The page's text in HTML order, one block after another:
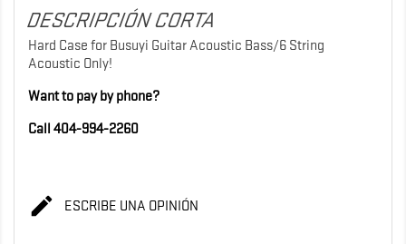
DESCRIPCIÓN CORTA
Hard Case for Busuyi Guitar Acoustic Bass/6 String
Acoustic Only!
Want to pay by phone?
Call 404-994-2260
 ESCRIBE UNA OPINIÓN